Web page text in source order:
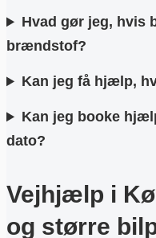
Hvad gør jeg, hvis
brændstof?
Kan jeg få hjælp,
Kan jeg booke
dato?
Vejhjælp i
og større